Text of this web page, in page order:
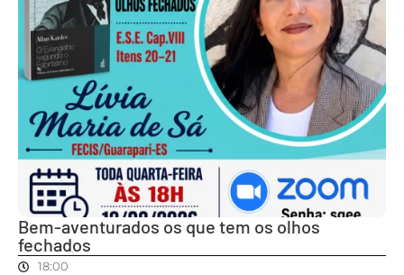
Bem-aventurados os que tem os olhos
fechados
18:00